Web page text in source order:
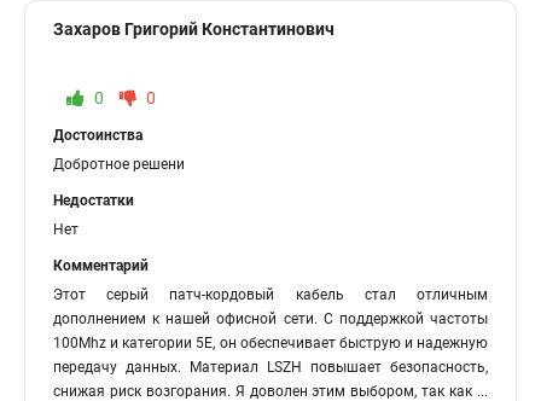
Захаров Григорий Константинович
0 0
Достоинства
Добротное решени
Недостатки
Нет
Комментарий
Этот серый патч-кордовый кабель стал отличным
дополнением к нашей офисной сети. С поддержкой частоты
100Mhz и категории 5E, он обеспечивает быструю и надежную
передачу данных. Материал LSZH повышает безопасность,
снижая риск возгорания. Я доволен этим выбором, так как ...